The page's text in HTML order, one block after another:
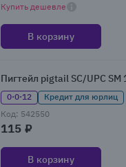
Купить дешевле
В корзину
Пигтейл pigtail SC/UPC SM
0·0·12
Кредит для юрлиц
Код: 542550
115 ₽
В корзину